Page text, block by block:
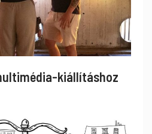
kiállításhoz